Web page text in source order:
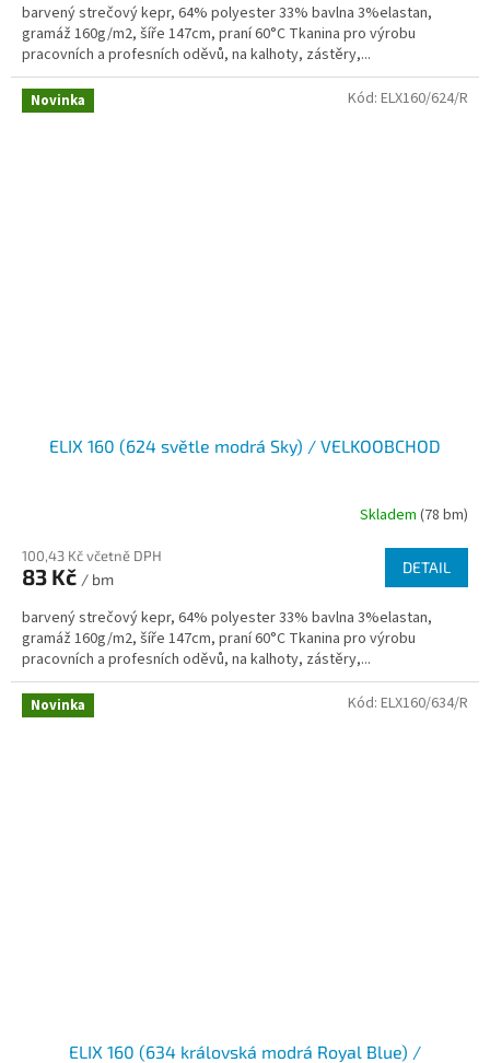
barvený strečový kepr, 64% polyester 33% bavlna 3%elastan,
gramáž 160g/m2, šíře 147cm, praní 60°C Tkanina pro výrobu
pracovních a profesních oděvů, na kalhoty, zástěry,...
Novinka
ELIX 160 (624 světle modrá Sky) / VELKOOBCHOD
Skladem (78 bm)
100,43 Kč včetně DPH
83 Kč / bm
DETAIL
barvený strečový kepr, 64% polyester 33% bavlna 3%elastan,
gramáž 160g/m2, šíře 147cm, praní 60°C Tkanina pro výrobu
pracovních a profesních oděvů, na kalhoty, zástěry,...
Kód: ELX160/624/R
Novinka
ELIX 160 (634 královská modrá Royal Blue) /
Kód: ELX160/634/R